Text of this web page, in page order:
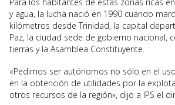
y agua, la lucha nació en 1990 cuando
kilómetros desde Trinidad, la capital
Paz, la ciudad sede de gobierno nacional,
tierras y la Asamblea Constituyente.
«Pedimos ser autónomos no sólo en el
en la obtención de utilidades por la
otros recursos de la región», dijo a IPS el